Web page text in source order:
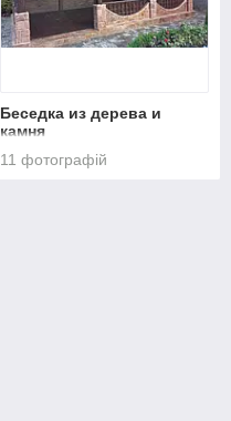
Беседка из дерева и
камня
11 фотографій